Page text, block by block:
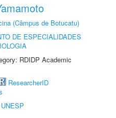
(Câmpus de Botucatu)
DE ESPECIALIDADES
RDIDP Academic
ResearcherID